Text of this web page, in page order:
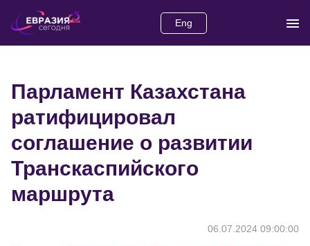
Eng
Парламент Казахстана
ратифицировал
соглашение о развитии
Транскаспийского
маршрута
06.07.2024 09:00:00